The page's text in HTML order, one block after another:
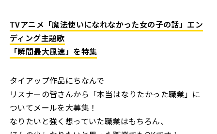
TVアニメ「魔法使いになれなかった女の子の話」エン
ディング主題歌
「瞬間最大風速」を特集
タイアップ作品にちなんで
リスナーの皆さんから「本当はなりたかった職業」に
ついてメールを大募集！
なりたいと強く想っていた職業はもちろん、